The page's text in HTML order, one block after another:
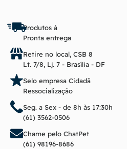
Produtos à
Pronta entrega
Retire no local, CSB 8
Lt. 7/8, Lj. 7 - Brasília - DF
Selo empresa Cidadã
Ressocialização
Seg. a Sex - de 8h às 17:30h
(61) 3562-0506
Chame pelo ChatPet
(61) 98196-8686